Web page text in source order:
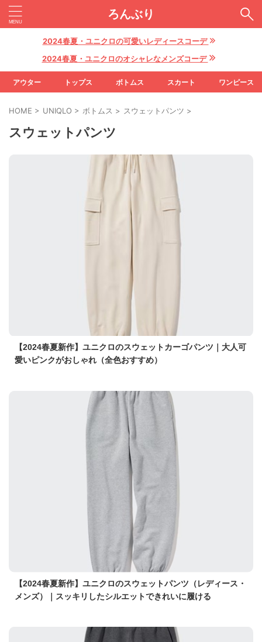
ろんぶり
2024春夏・ユニクロの可愛いレディースコーデ
2024春夏・ユニクロのオシャレなメンズコーデ
アウター トップス ボトムス スカート ワンピース
HOME > UNIQLO > ボトムス > スウェットパンツ >
スウェットパンツ
【2024春夏新作】ユニクロのスウェットカーゴパンツ｜大人可
愛いピンクがおしゃれ（全色おすすめ）
【2024春夏新作】ユニクロのスウェットパンツ（レディース・
メンズ）｜スッキリしたシルエットできれいに履ける